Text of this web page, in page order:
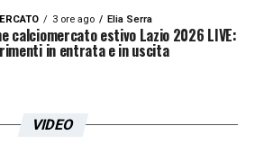
3 ore ago Elia Serra
calciomercato estivo Lazio 2026 LIVE:
in entrata e in uscita
VIDEO